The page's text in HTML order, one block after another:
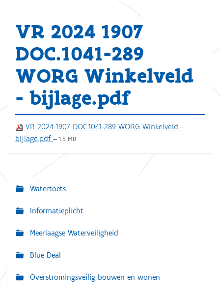
VR 2024 1907
DOC.1041-289
WORG Winkelveld
- bijlage.pdf
VR 2024 1907 DOC.1041-289 WORG Winkelveld -
bijlage.pdf — 1.5 MB
N
a
i
g
t
Watertoets
Informatieplicht
Meerlaagse Waterveiligheid
Blue Deal
Overstromingsveilig bouwen en wonen